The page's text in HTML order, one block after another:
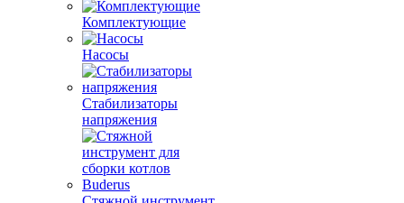
Комплектующие
Насосы
Стабилизаторы
напряжения